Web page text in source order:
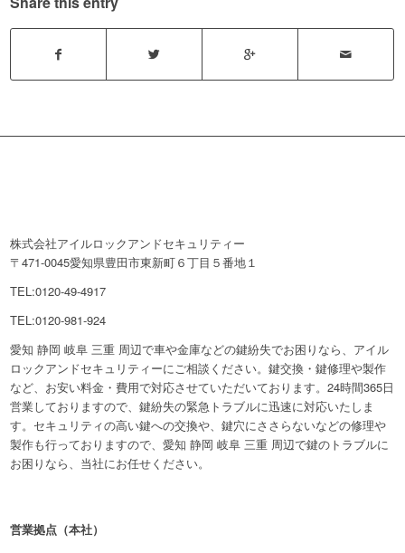
株式会社アイルロックアンドセキュリティー
〒471-0045愛知県豊田市東新町６丁目５番地１
TEL:0120-49-4917
TEL:0120-981-924
愛知 静岡 岐阜 三重 周辺で車や金庫などの鍵紛失でお困りなら、アイル
ロックアンドセキュリティーにご相談ください。鍵交換・鍵修理や製作
など、お安い料金・費用で対応させていただいております。24時間365日
営業しておりますので、鍵紛失の緊急トラブルに迅速に対応いたしま
す。セキュリティの高い鍵への交換や、鍵穴にささらないなどの修理や
製作も行っておりますので、愛知 静岡 岐阜 三重 周辺で鍵のトラブルに
お困りなら、当社にお任せください。
営業拠点（本社）